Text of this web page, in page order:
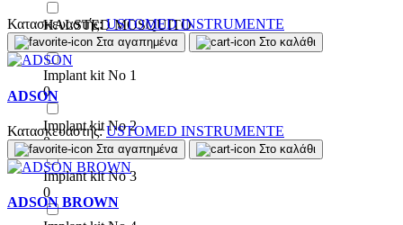
HALSTED MOSQUITO
0
Implant kit No 1
0
Implant kit No 2
0
Implant kit No 3
0
Κατασκευαστής:USTOMED INSTRUMENTE
Στα αγαπημένα Στο καλάθι
ADSON
Κατασκευαστής:USTOMED INSTRUMENTE
Στα αγαπημένα Στο καλάθι
ADSON BROWN